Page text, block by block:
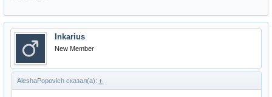
Inkarius
New Member
AleshaPopovich сказал(а): ↑